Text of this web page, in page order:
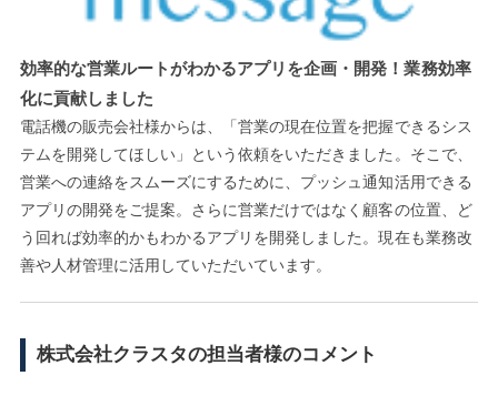
効率的な営業ルートがわかるアプリを企画・開発！業務効率
化に貢献しました
電話機の販売会社様からは、「営業の現在位置を把握できるシス
テムを開発してほしい」という依頼をいただきました。そこで、
営業への連絡をスムーズにするために、プッシュ通知活用できる
アプリの開発をご提案。さらに営業だけではなく顧客の位置、ど
う回れば効率的かもわかるアプリを開発しました。現在も業務改
善や人材管理に活用していただいています。
株式会社クラスタの担当者様のコメント